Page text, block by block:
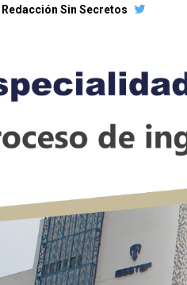
Redacción Sin Secretos